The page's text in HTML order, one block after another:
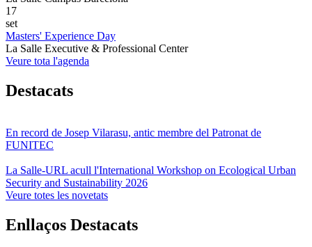
17
set
Masters' Experience Day
La Salle Executive & Professional Center
Veure tota l'agenda
Destacats
En record de Josep Vilarasu, antic membre del Patronat de
FUNITEC
La Salle-URL acull l'International Workshop on Ecological Urban
Security and Sustainability 2026
Veure totes les novetats
Enllaços Destacats